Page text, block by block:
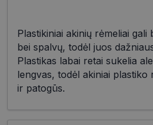
Plastikiniai akinių rėmeliai
bei spalvų, todėl juos
Plastikas labai retai sukelia
lengvas, todėl akiniai plastiko
ir patogūs.